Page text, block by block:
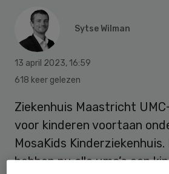
Sytse Wilman
13 april 2023, 16:59
618 keer gelezen
Ziekenhuis Maastricht
voor kinderen voortaan
MosaKids
hebben nu alle umc’s een